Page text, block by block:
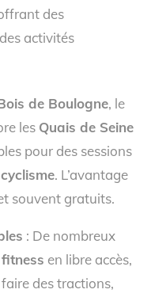
des
activités
de Boulogne, le
les Quais de Seine
pour des sessions
cyclisme. L’avantage
souvent gratuits.
: De nombreux
en libre accès,
des tractions,